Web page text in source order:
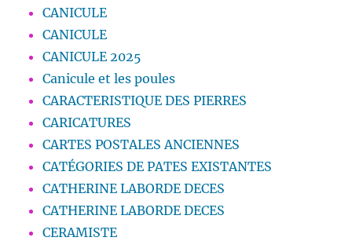
CANICULE
CANICULE
CANICULE 2025
Canicule et les poules
CARACTERISTIQUE DES PIERRES
CARICATURES
CARTES POSTALES ANCIENNES
CATÉGORIES DE PATES EXISTANTES
CATHERINE LABORDE DECES
CATHERINE LABORDE DECES
CERAMISTE